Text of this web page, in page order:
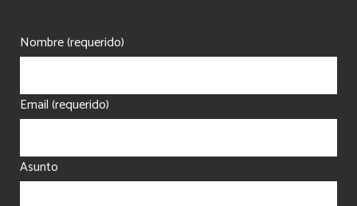
Nombre (requerido)
Email (requerido)
Asunto